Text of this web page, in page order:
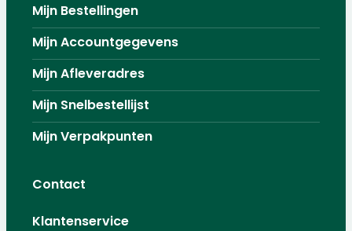
Mijn Bestellingen
Mijn Accountgegevens
Mijn Afleveradres
Mijn Snelbestellijst
Mijn Verpakpunten
Contact
Klantenservice